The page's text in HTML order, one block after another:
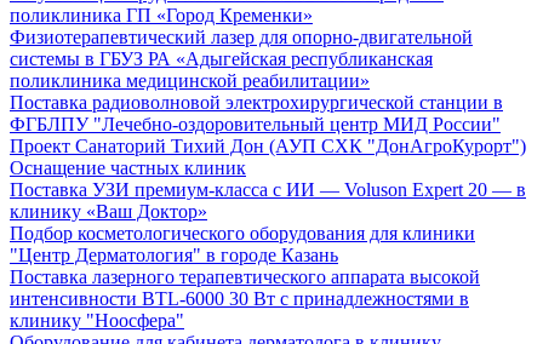
поликлиника ГП «Город Кременки»
Физиотерапевтический лазер для опорно-двигательной
системы в ГБУЗ РА «Адыгейская республиканская
поликлиника медицинской реабилитации»
Поставка радиоволновой электрохирургической станции в
ФГБЛПУ "Лечебно-оздоровительный центр МИД России"
Проект Санаторий Тихий Дон (АУП СХК "ДонАгроКурорт")
Оснащение частных клиник
Поставка УЗИ премиум-класса с ИИ — Voluson Expert 20 — в
клинику «Ваш Доктор»
Подбор косметологического оборудования для клиники
"Центр Дерматология" в городе Казань
Поставка лазерного терапевтического аппарата высокой
интенсивности BTL-6000 30 Вт с принадлежностями в
клинику "Ноосфера"